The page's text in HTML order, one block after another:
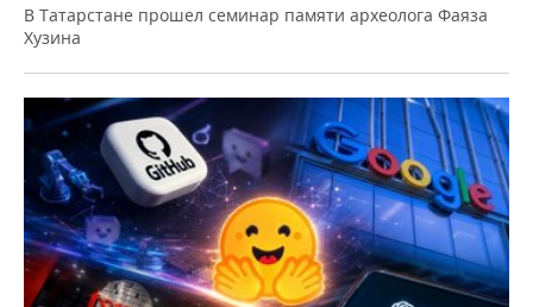
В Татарстане прошел семинар памяти археолога Фаяза
Хузина